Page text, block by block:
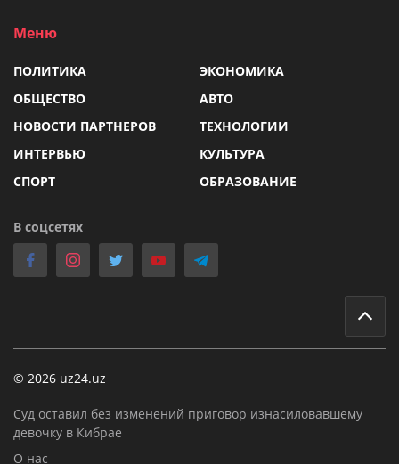
Меню
ПОЛИТИКА
ЭКОНОМИКА
ОБЩЕСТВО
АВТО
НОВОСТИ ПАРТНЕРОВ
ТЕХНОЛОГИИ
ИНТЕРВЬЮ
КУЛЬТУРА
СПОРТ
ОБРАЗОВАНИЕ
В соцсетях
© 2026 uz24.uz
Суд оставил без изменений приговор изнасиловавшему
девочку в Кибрае
О нас